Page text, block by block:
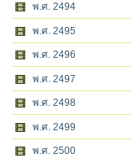
พ.ศ. 2494
พ.ศ. 2495
พ.ศ. 2496
พ.ศ. 2497
พ.ศ. 2498
พ.ศ. 2499
พ.ศ. 2500